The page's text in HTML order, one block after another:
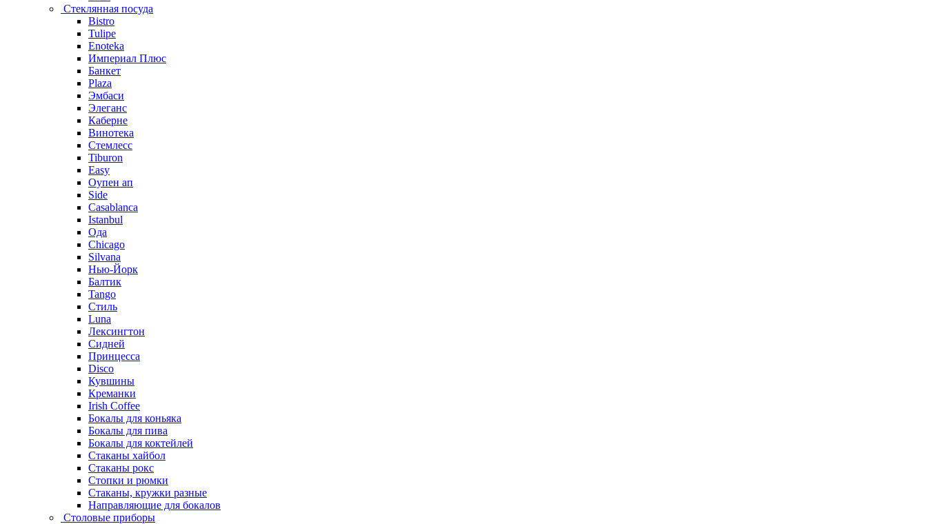
Стеклянная посуда
Bistro
Tulipe
Enoteka
Империал Плюс
Банкет
Plaza
Эмбаси
Элеганс
Каберне
Винотека
Стемлесс
Tiburon
Easy
Оупен ап
Side
Casablanca
Istanbul
Ода
Chicago
Silvana
Нью-Йорк
Балтик
Tango
Стиль
Luna
Лексингтон
Сидней
Принцесса
Disco
Кувшины
Креманки
Irish Coffee
Бокалы для коньяка
Бокалы для пива
Бокалы для коктейлей
Стаканы хайбол
Стаканы рокс
Стопки и рюмки
Стаканы, кружки разные
Направляющие для бокалов
Столовые приборы